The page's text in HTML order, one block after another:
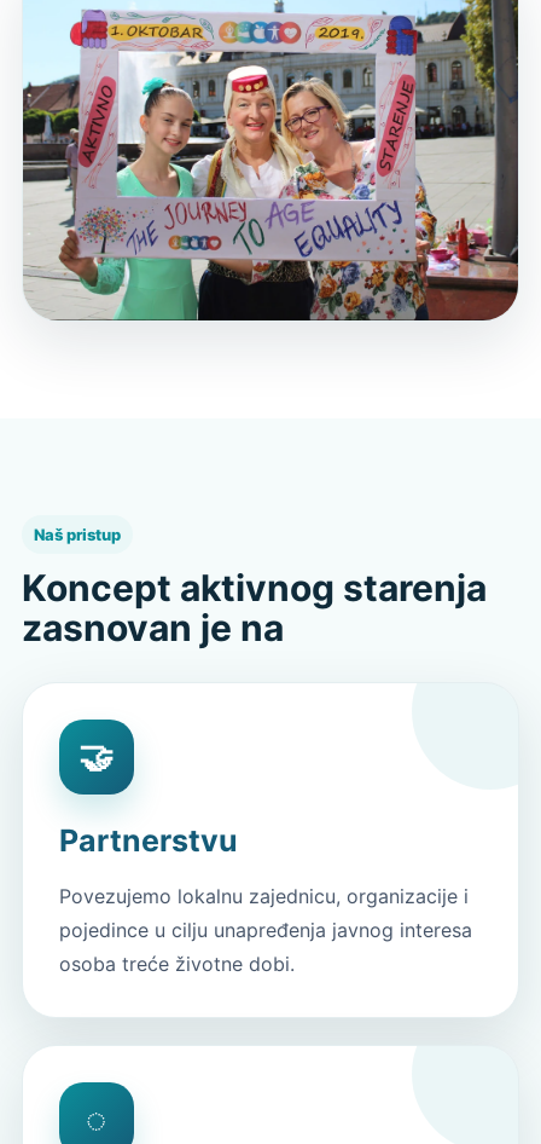
Naš pristup
Koncept aktivnog starenja
zasnovan je na
🤝
Partnerstvu
Povezujemo lokalnu zajednicu, organizacije i
pojedince u cilju unapređenja javnog interesa
osoba treće životne dobi.
◌